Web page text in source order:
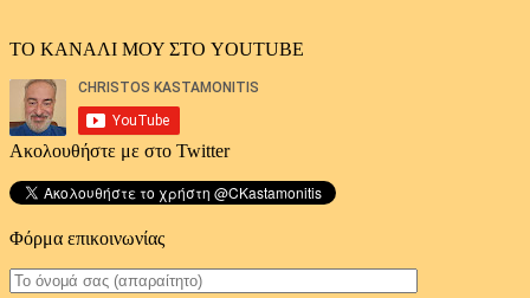
ΤΟ ΚΑΝΑΛΙ ΜΟΥ ΣΤΟ YOUTUBE
Ακολουθήστε με στο Twitter
Φόρμα επικοινωνίας